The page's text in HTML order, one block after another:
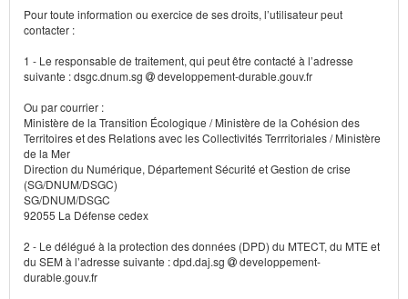
Pour toute information ou exercice de ses droits, l’utilisateur peut
contacter :
1 - Le responsable de traitement, qui peut être contacté à l’adresse
suivante : dsgc.dnum.sg
developpement-durable.gouv.fr
Ou par courrier :
Ministère de la Transition Écologique / Ministère de la Cohésion des
Territoires et des Relations avec les Collectivités Terrritoriales / Ministère
de la Mer
Direction du Numérique, Département Sécurité et Gestion de crise
(SG/DNUM/DSGC)
SG/DNUM/DSGC
92055 La Défense cedex
2 - Le délégué à la protection des données (DPD) du MTECT, du MTE et
du SEM à l’adresse suivante : dpd.daj.sg
developpement-
durable.gouv.fr